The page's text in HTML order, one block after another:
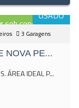
USADO
sob consulta
3 Garagens
NOVA PE...
ÁREA IDEAL P...